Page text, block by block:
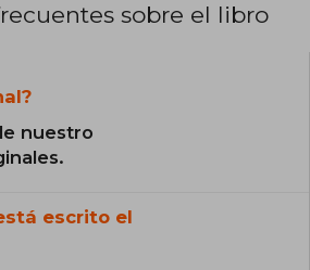
sobre el libro
nuestro
escrito el